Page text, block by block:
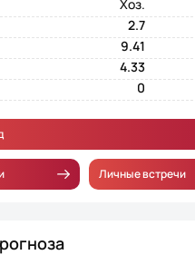
Хоз.
2.7
9.41
4.33
0
Личные встречи